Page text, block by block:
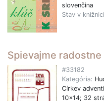
slovenčina
Stav v
Spievajme radostne
#33182
Kategória:
Církev
10x14; 32